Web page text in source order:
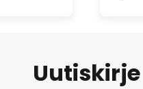
Uutiskirje